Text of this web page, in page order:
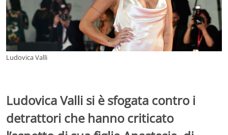
Ludovica Valli
Ludovica Valli si è sfogata contro i
detrattori che hanno criticato